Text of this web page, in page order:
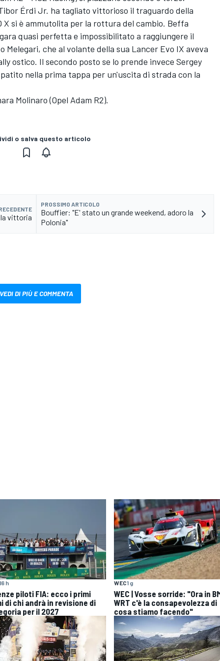
Érdi Jr. ha tagliato vittorioso il traguardo della
X si è ammutolita per la rottura del cambio. Beffa
quasi perfetta e impossibilitato a raggiungere il
che al volante della sua Lancer Evo IX aveva
ostico. Il secondo posto se lo prende invece Sergey
nella prima tappa per un'uscita di strada con la
Molinaro (Opel Adam R2).
o salva questo articolo
vittoria
PROSSIMO ARTICOLO
Bouffier: "E' stato un grande weekend, adoro la
Polonia"
VEDI DI PIÙ E COMMENTA
h
piloti FIA: ecco i primi
di chi andrà in revisione di
per il 2027
WEC1 g
WEC | Vosse sorride: "Ora in
WRT c'è la consapevolezza di
cosa stiamo facendo"